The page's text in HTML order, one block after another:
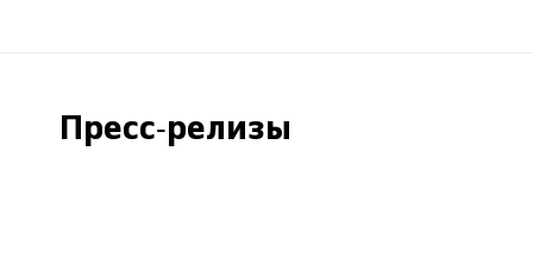
Пресс-релизы